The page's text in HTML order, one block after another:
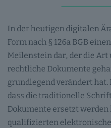
In der heutigen digitalen
Form nach § 126a BGB
Meilenstein dar, der die Art
rechtliche Dokumente
grundlegend verändert hat.
dass die traditionelle
Dokumente ersetzt
qualifizierten